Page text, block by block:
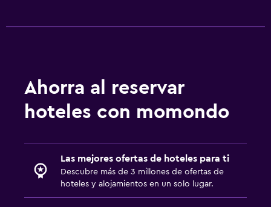
Cámaras CCTV en zonas comunes
Cámaras CCTV en el exterior
Caja fuerte
Ahorra al reservar
hoteles con momondo
Las mejores ofertas de hoteles para ti
Descubre más de 3 millones de ofertas de
hoteles y alojamientos en un solo lugar.